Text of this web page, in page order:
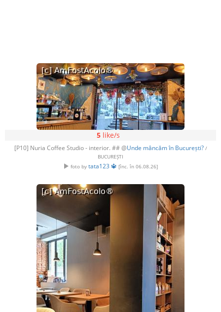
5like/s
[P10] Nuria Coffee Studio - interior. ## @Unde mâncăm în București? /
BUCUREȘTI
foto by tata123 🔱 [înc. în 06.08.26]